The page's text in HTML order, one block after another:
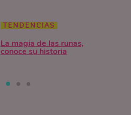
TENDENCIAS
La magia de las runas,
conoce su historia